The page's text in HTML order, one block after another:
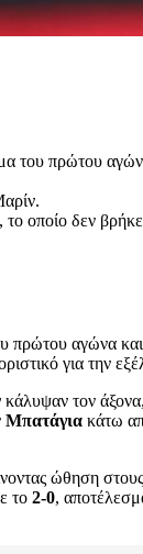
του πρώτου
οποίο δεν
πρώτου αγώνα
για την
κάλυψαν τον
Μπατάγια κάτω
ώθηση
το 2-0,